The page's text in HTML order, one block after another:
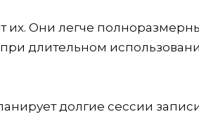
их. Они легче
длительном
долгие сессии